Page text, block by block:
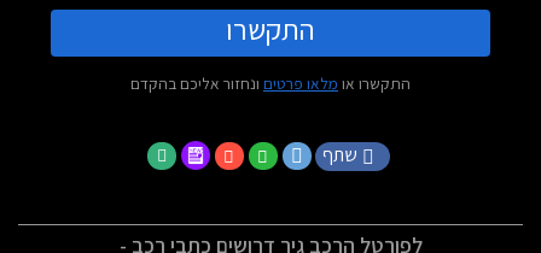
התקשרו
התקשרו או מלאו פרטים ונחזור אליכם בהקדם
שתף
לפורטל הרכב גיר דרושים כתבי רכב -